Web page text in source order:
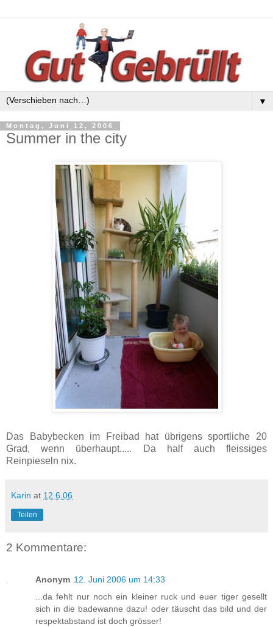
▼
Montag, Juni 12, 2006
Summer in the city
Das Babybecken im Freibad hat übrigens sportliche 20
Grad, wenn überhaupt..... Da half auch fleissiges
Reinpieseln nix.
Karin at 12.6.06
Teilen
2 Kommentare:
Anonym 12. Juni 2006 um 14:33
...da fehlt nur noch ein kleiner ruck und euer tiger gesellt
sich in die badewanne dazu! oder täuscht das bild und der
respektabstand ist doch grösser!